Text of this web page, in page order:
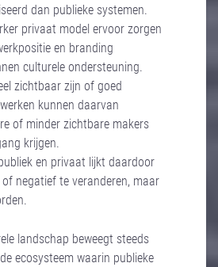
dan publieke systemen.
privaat model ervoor zorgen
en branding
culturele ondersteuning.
zichtbaar zijn of goed
kunnen daarvan
of minder zichtbare makers
krijgen.
en privaat lijkt daardoor
negatief te veranderen, maar
landschap beweegt steeds
ecosysteem waarin publieke